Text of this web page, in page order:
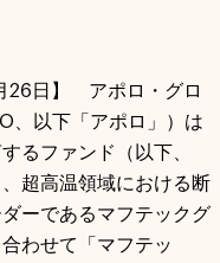
26日】 アポロ・グロ
、以下「アポロ」）は
るファンド（以下、
超高温領域における断
ーであるマフテックグ
わせて「マフテッ